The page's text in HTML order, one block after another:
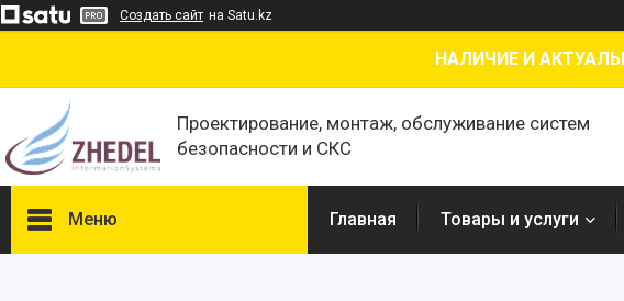
Создать сайт на Satu.kz
НАЛИЧИЕ И
Проектирование, монтаж, обслуживание систем
безопасности и СКС
Меню Главная Товары и услуги